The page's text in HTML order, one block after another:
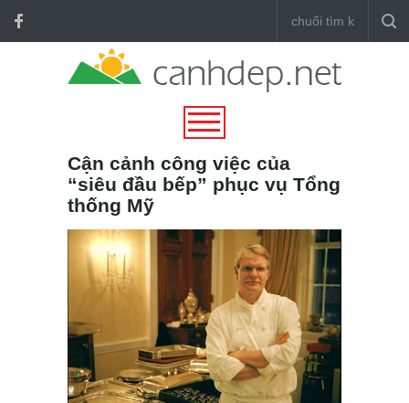
Cận cảnh công việc của
“siêu đầu bếp” phục vụ Tổng
thống Mỹ